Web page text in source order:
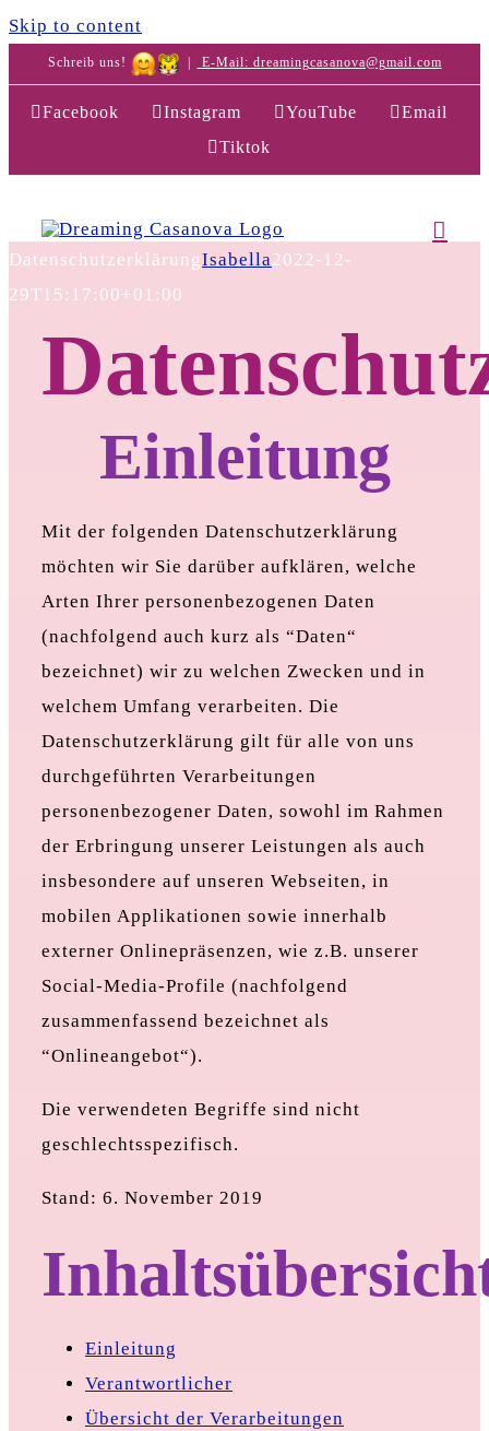
Skip to content
Schreib uns! E-Mail: dreamingcasanova@gmail.com
Facebook Instagram YouTube
Email
Tiktok
DatenschutzerklärungIsabella2022-12-
29T15:17:00+01:00
Einleitung
Mit der folgenden Datenschutzerklärung
möchten wir Sie darüber aufklären, welche
Arten Ihrer personenbezogenen Daten
(nachfolgend auch kurz als “Daten“
bezeichnet) wir zu welchen Zwecken und in
welchem Umfang verarbeiten. Die
Datenschutzerklärung gilt für alle von uns
durchgeführten Verarbeitungen
personenbezogener Daten, sowohl im Rahmen
der Erbringung unserer Leistungen als auch
insbesondere auf unseren Webseiten, in
mobilen Applikationen sowie innerhalb
externer Onlinepräsenzen, wie z.B. unserer
Social-Media-Profile (nachfolgend
zusammenfassend bezeichnet als
“Onlineangebot“).
Die verwendeten Begriffe sind nicht
geschlechtsspezifisch.
Stand: 6. November 2019
Einleitung
Verantwortlicher
Übersicht der Verarbeitungen